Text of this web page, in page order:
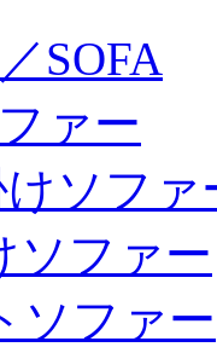
SOFA
ァー
けソファ
ソファー
ソファー